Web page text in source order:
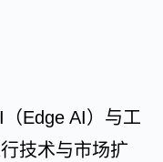
Edge AI）与工
技术与市场扩